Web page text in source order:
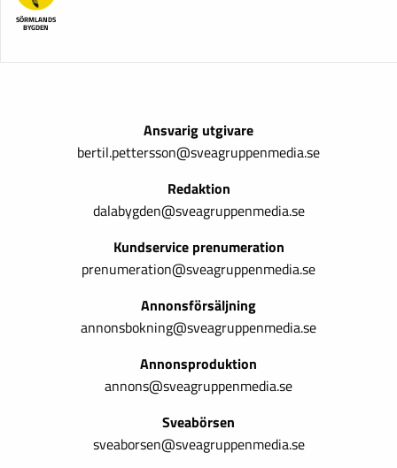
SÖRMLANDS
BYGDEN
Ansvarig utgivare
bertil.pettersson@sveagruppenmedia.se
Redaktion
dalabygden@sveagruppenmedia.se
Kundservice prenumeration
prenumeration@sveagruppenmedia.se
Annonsförsäljning
annonsbokning@sveagruppenmedia.se
Annonsproduktion
annons@sveagruppenmedia.se
Sveabörsen
sveaborsen@sveagruppenmedia.se